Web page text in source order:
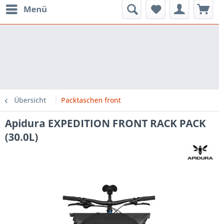
Menü
Übersicht Packtaschen front
Apidura EXPEDITION FRONT RACK PACK
(30.0L)